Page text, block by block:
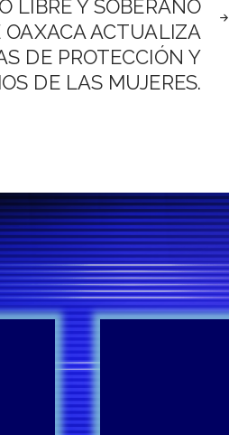
LIBRE Y SOBERANO
OAXACA ACTUALIZA
DE PROTECCIÓN Y
DE LAS MUJERES.